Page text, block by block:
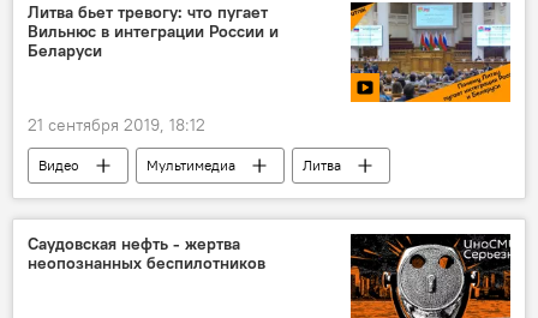
Литва бьет тревогу: что пугает
Вильнюс в интеграции России и
Беларуси
21 сентября 2019, 18:12
Видео Мультимедиа
Литва
Беларусь
Россия
интеграция
Саудовская нефть - жертва
неопознанных беспилотников